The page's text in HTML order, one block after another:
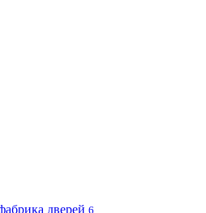
дверей 6